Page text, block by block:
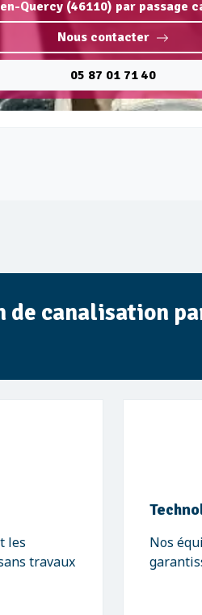
Quercy (46110) par passage
Nous contacter
05 87 01 71 40
canalisation
les
travaux
Nos